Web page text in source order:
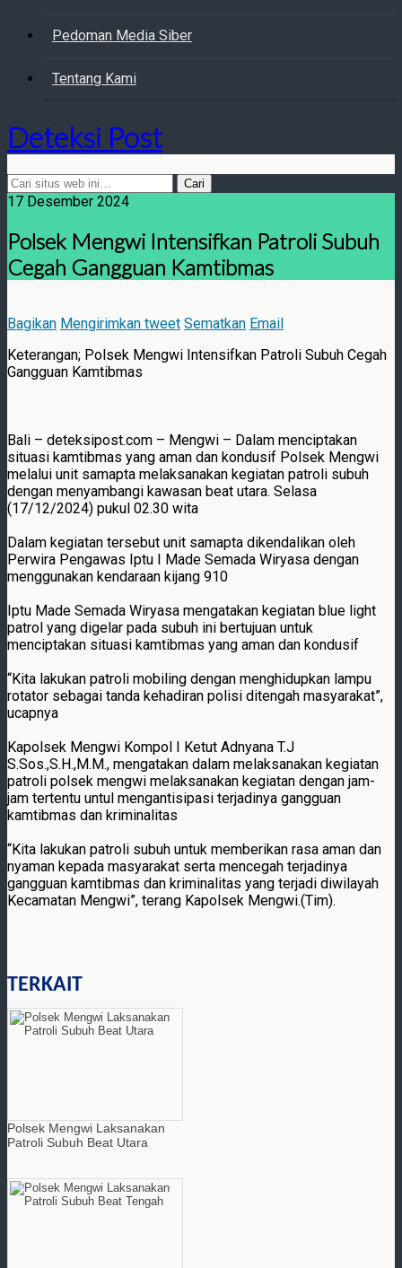
Pedoman Media Siber
Tentang Kami
Deteksi Post
17 Desember 2024
Polsek Mengwi Intensifkan Patroli Subuh
Cegah Gangguan Kamtibmas
Bagikan Mengirimkan tweet Sematkan Email
Keterangan; Polsek Mengwi Intensifkan Patroli Subuh Cegah
Gangguan Kamtibmas
Bali – deteksipost.com – Mengwi – Dalam menciptakan
situasi kamtibmas yang aman dan kondusif Polsek Mengwi
melalui unit samapta melaksanakan kegiatan patroli subuh
dengan menyambangi kawasan beat utara. Selasa
(17/12/2024) pukul 02.30 wita
Dalam kegiatan tersebut unit samapta dikendalikan oleh
Perwira Pengawas Iptu I Made Semada Wiryasa dengan
menggunakan kendaraan kijang 910
Iptu Made Semada Wiryasa mengatakan kegiatan blue light
patrol yang digelar pada subuh ini bertujuan untuk
menciptakan situasi kamtibmas yang aman dan kondusif
“Kita lakukan patroli mobiling dengan menghidupkan lampu
rotator sebagai tanda kehadiran polisi ditengah masyarakat”,
ucapnya
Kapolsek Mengwi Kompol I Ketut Adnyana T.J
S.Sos.,S.H.,M.M., mengatakan dalam melaksanakan kegiatan
patroli polsek mengwi melaksanakan kegiatan dengan jam-
jam tertentu untul mengantisipasi terjadinya gangguan
kamtibmas dan kriminalitas
“Kita lakukan patroli subuh untuk memberikan rasa aman dan
nyaman kepada masyarakat serta mencegah terjadinya
gangguan kamtibmas dan kriminalitas yang terjadi diwilayah
Kecamatan Mengwi”, terang Kapolsek Mengwi.(Tim).
TERKAIT
Polsek Mengwi Laksanakan
Patroli Subuh Beat Utara